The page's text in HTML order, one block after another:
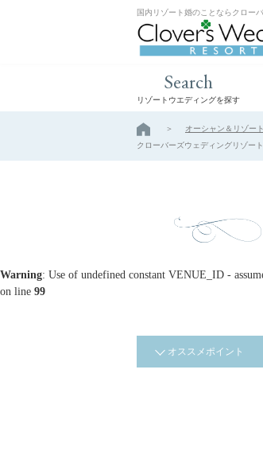
国内リゾート婚のことならクロー
Search
リゾートウエディングを探す
オーシャン＆リゾー
クローバーズウェディングリゾート
Warning: Use of undefined constant VENUE_ID -
on line 99
オススメポイント